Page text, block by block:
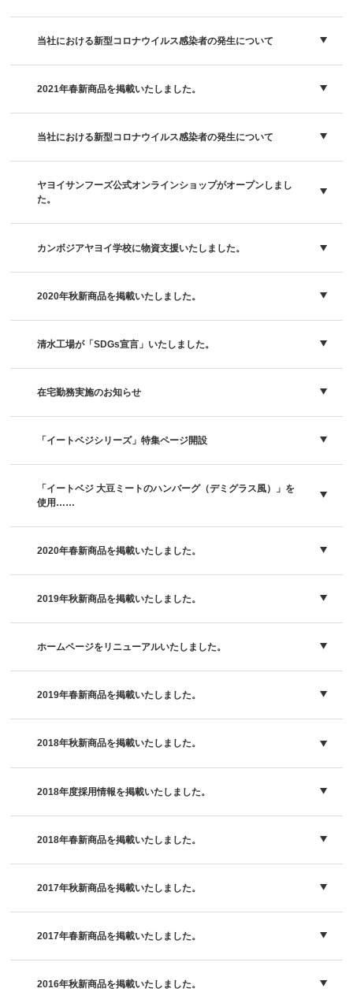
当社における新型コロナウイルス感染者の発生について
2021年春新商品を掲載いたしました。
当社における新型コロナウイルス感染者の発生について
ヤヨイサンフーズ公式オンラインショップがオープンしまし
た。
カンボジアヤヨイ学校に物資支援いたしました。
2020年秋新商品を掲載いたしました。
清水工場が「SDGs宣言」いたしました。
在宅勤務実施のお知らせ
「イートベジシリーズ」特集ページ開設
「イートベジ 大豆ミートのハンバーグ（デミグラス風）」を
使用……
2020年春新商品を掲載いたしました。
2019年秋新商品を掲載いたしました。
ホームページをリニューアルいたしました。
2019年春新商品を掲載いたしました。
2018年秋新商品を掲載いたしました。
2018年度採用情報を掲載いたしました。
2018年春新商品を掲載いたしました。
2017年秋新商品を掲載いたしました。
2017年春新商品を掲載いたしました。
2016年秋新商品を掲載いたしました。